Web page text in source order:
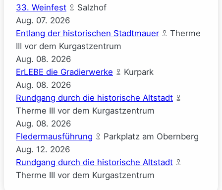
33. Weinfest
Salzhof
Aug. 07. 2026
Entlang der historischen Stadtmauer
Therme
III vor dem Kurgastzentrum
Aug. 08. 2026
ErLEBE die Gradierwerke
Kurpark
Aug. 08. 2026
Rundgang durch die historische Altstadt
Therme III vor dem Kurgastzentrum
Aug. 08. 2026
Fledermausführung
Parkplatz am Obernberg
Aug. 12. 2026
Rundgang durch die historische Altstadt
Therme III vor dem Kurgastzentrum